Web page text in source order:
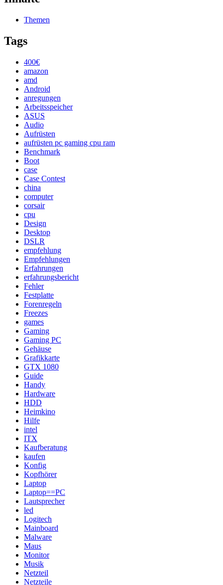
Themen
Tags
400€
amazon
amd
Android
anregungen
Arbeitsspeicher
ASUS
Audio
Aufrüsten
aufrüsten pc gaming cpu ram
Benchmark
Boot
case
Case Contest
china
computer
corsair
cpu
Design
Desktop
DSLR
empfehlung
Empfehlungen
Erfahrungen
erfahrungsbericht
Fehler
Festplatte
Forenregeln
Freezes
games
Gaming
Gaming PC
Gehäuse
Grafikkarte
GTX 1080
Guide
Handy
Hardware
HDD
Heimkino
Hilfe
intel
ITX
Kaufberatung
kaufen
Konfig
Kopfhörer
Laptop
Laptop==PC
Lautsprecher
led
Logitech
Mainboard
Malware
Maus
Monitor
Musik
Netzteil
Netzteile